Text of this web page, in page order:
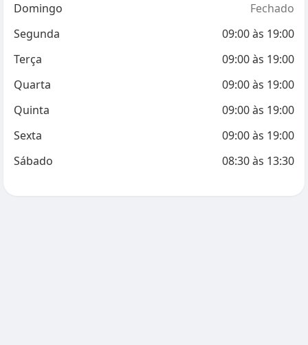
Domingo
Fechado
Segunda
09:00às 19:00
Terça
09:00às 19:00
Quarta
09:00às 19:00
Quinta
09:00às 19:00
Sexta
09:00às 19:00
Sábado
08:30às 13:30